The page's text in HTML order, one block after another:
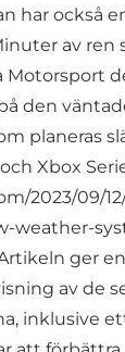
har också
av ren
den
planeras
Xbox
2023/09/
weather-
ger
av de
inklusive